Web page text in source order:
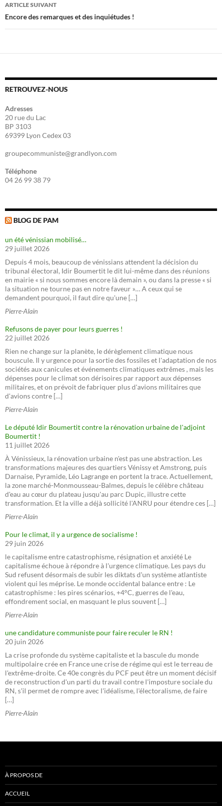
ARTICLE SUIVANT
Encore des remarques et des inquiétudes !
RETROUVEZ-NOUS
Adresses
20 rue du Lac
BP 3103
69399 Lyon Cedex 03
groupecommuniste@grandlyon.com
Téléphone
04 26 99 38 79
BLOG DE PAM
un été vénissian mobilisé…
29 juillet 2026
Depuis 4 mois, beaucoup de vénissians attendent la décision du
tribunal électoral, Idir Boumertit le dit lui-même dans des réunions
en mairie « si nous sommes encore là demain », ou dans la presse « si
la situation ne tourne pas en notre faveur »… A ceux qui se
demandent pourquoi, il faut dire qu'une […]
Pierre-Alain
Refusons de payer pour leurs guerres !
22 juillet 2026
Rien ne change sur la planète, le dérèglement climatique nous
bouscule. Il y urgence pour la sortie des fossiles et l'adaptation de nos
sociétés aux canicules et événements climatiques extrêmes , mais les
dépenses pour le climat son dérisoires par rapport aux dépenses
militaires, et on prévoit de fabriquer plus d'avions militaires que
d'avions contre […]
Pierre-Alain
Le député Idir Boumertit contre la rénovation urbaine de l'adjoint
Boumertit !
11 juillet 2026
À Vénissieux, la rénovation urbaine n'est pas une abstraction. Les
transformations majeures des quartiers Vénissy et Amstrong, puis
Darnaise, Pyramide, Léo Lagrange en portent la trace. Actuellement,
la zone marché-Monmousseau-Balmes, depuis le célèbre château
d'eau au cœur du plateau jusqu'au parc Dupic, illustre cette
transformation. Et la ville a déjà sollicité l'ANRU pour étendre ces […]
Pierre-Alain
Pour le climat, il y a urgence de socialisme !
29 juin 2026
le capitalisme entre catastrophisme, résignation et anxiété Le
capitalisme échoue à répondre à l'urgence climatique. Les pays du
Sud refusent désormais de subir les diktats d'un système atlantiste
violent qui les méprise. Le monde occidental balance entre : Le
catastrophisme : les pires scénarios, +4°C, guerres de l'eau,
effondrement social, en masquant le plus souvent […]
Pierre-Alain
une candidature communiste pour faire reculer le RN !
20 juin 2026
La crise profonde du système capitaliste et la bascule du monde
multipolaire crée en France une crise de régime qui est le terreau de
l'extrême-droite. Ce 40e congrès du PCF peut être un moment décisif
de reconstruction d'un parti du travail contre l'imposture sociale du
RN, s'il permet de rompre avec l'idéalisme, l'électoralisme, de faire
[…]
Pierre-Alain
À PROPOS DE
ACCUEIL